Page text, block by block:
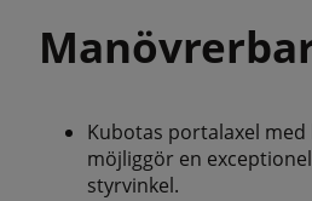
Kubotas portalaxel
möjliggör en
styrvinkel.